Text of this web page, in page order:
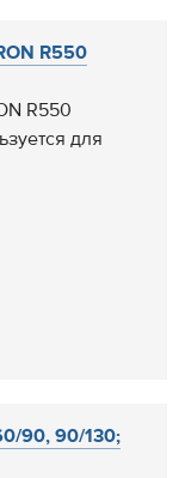
R550
R550
для
90, 90/130;